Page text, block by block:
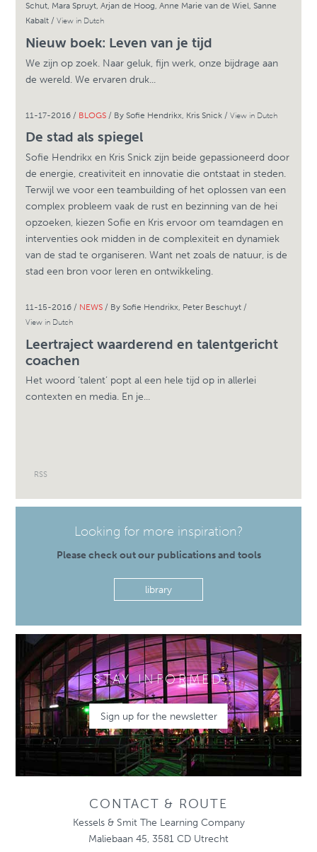
Schut, Mara Spruyt, Arjan de Hoog, Anne Marie van de Wiel, Sanne
Kabalt /View in Dutch
Nieuw boek: Leven van je tijd
We zijn op zoek. Naar geluk, fijn werk, onze bijdrage aan
de wereld. We ervaren druk...
11-17-2016 / BLOGS / By Sofie Hendrikx, Kris Snick /View in Dutch
De stad als spiegel
Sofie Hendrikx en Kris Snick zijn beide gepassioneerd door
de energie, creativiteit en innovatie die ontstaat in steden.
Terwijl we voor een teambuilding of het oplossen van een
complex probleem vaak de rust en bezinning van de hei
opzoeken, kiezen Sofie en Kris ervoor om teamdagen en
interventies ook midden in de complexiteit en dynamiek
van de stad te organiseren. Want net zoals de natuur, is de
stad een bron voor leren en ontwikkeling.
11-15-2016 / NEWS / By Sofie Hendrikx, Peter Beschuyt /
View in Dutch
Leertraject waarderend en talentgericht
coachen
Het woord ‘talent’ popt al een hele tijd op in allerlei
contexten en media. En je...
RSS
Looking for more inspiration?
Please check out our publications and tools
library
STAY INFORMED
Sign up for the newsletter
CONTACT & ROUTE
Kessels & Smit The Learning Company
Maliebaan 45, 3581 CD Utrecht